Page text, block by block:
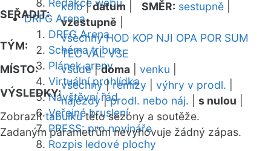
Redakce webu
DRFG Arena
DRFG Arena
Schéma tribun
Plánek areny
Virtuální prohlídka
Návštěvní řád
Veřejné bruslení
PRESS: pro novináře
Rozpis ledové plochy
SEŘADIT:
kolo|datum SMĚR: sestupně
vzestupně
TÝM:
všechny HOD KOP NJI OPA POR SUM
TEC VAL VSE
MÍSTO:
všude|doma venku
VÝSLEDKY:
všechny|remízy výhry v prodl.
nájezdy|prodl. nebo náj. s nulou
Zobrazittabulkutéto sezóny a soutěže.
Zadaným parametrům nevyhovuje žádný zápas.